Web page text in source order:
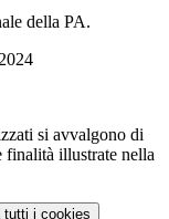
della PA.
si avvalgono di
finalità illustrate nella
tutti i cookies